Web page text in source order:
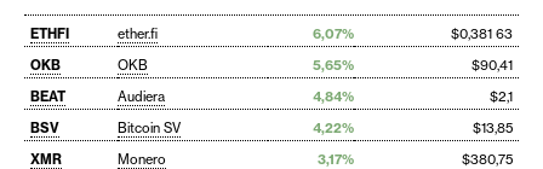
ETHFI ether.fi 6,07%
$0,381 63
OKB
OKB 5,65%
$90,41
BEAT
Audiera 4,84%
$2,1
BSV
Bitcoin SV 4,22%
$13,85
XMR
Monero 3,17%
$380,75